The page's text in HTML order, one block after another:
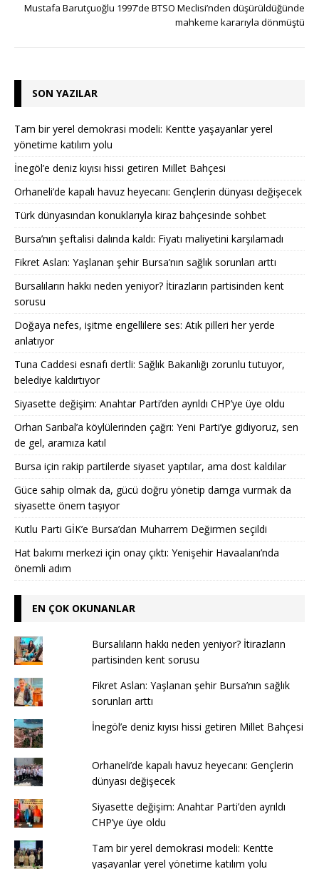
Mustafa Barutçuoğlu 1997’de BTSO Meclisi’nden düşürüldüğünde
mahkeme kararıyla dönmüştü
SON YAZILAR
Tam bir yerel demokrasi modeli: Kentte yaşayanlar yerel
yönetime katılım yolu
İnegöl’e deniz kıyısı hissi getiren Millet Bahçesi
Orhaneli’de kapalı havuz heyecanı: Gençlerin dünyası değişecek
Türk dünyasından konuklarıyla kiraz bahçesinde sohbet
Bursa’nın şeftalisi dalında kaldı: Fiyatı maliyetini karşılamadı
Fikret Aslan: Yaşlanan şehir Bursa’nın sağlık sorunları arttı
Bursalıların hakkı neden yeniyor? İtirazların partisinden kent
sorusu
Doğaya nefes, işitme engellilere ses: Atık pilleri her yerde
anlatıyor
Tuna Caddesi esnafı dertli: Sağlık Bakanlığı zorunlu tutuyor,
belediye kaldırtıyor
Siyasette değişim: Anahtar Parti’den ayrıldı CHP’ye üye oldu
Orhan Sarıbal’a köylülerinden çağrı: Yeni Parti’ye gidiyoruz, sen
de gel, aramıza katıl
Bursa için rakip partilerde siyaset yaptılar, ama dost kaldılar
Güce sahip olmak da, gücü doğru yönetip damga vurmak da
siyasette önem taşıyor
Kutlu Parti GİK’e Bursa’dan Muharrem Değirmen seçildi
Hat bakımı merkezi için onay çıktı: Yenişehir Havaalanı’nda
önemli adım
EN ÇOK OKUNANLAR
Bursalıların hakkı neden yeniyor? İtirazların
partisinden kent sorusu
Fikret Aslan: Yaşlanan şehir Bursa’nın sağlık
sorunları arttı
İnegöl’e deniz kıyısı hissi getiren Millet Bahçesi
Orhaneli’de kapalı havuz heyecanı: Gençlerin
dünyası değişecek
Siyasette değişim: Anahtar Parti’den ayrıldı
CHP’ye üye oldu
Tam bir yerel demokrasi modeli: Kentte
yaşayanlar yerel yönetime katılım yolu